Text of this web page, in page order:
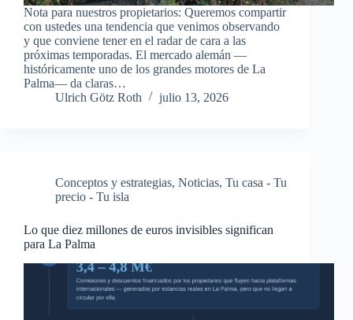
Nota para nuestros propietarios: Queremos compartir
con ustedes una tendencia que venimos observando
y que conviene tener en el radar de cara a las
próximas temporadas. El mercado alemán —
históricamente uno de los grandes motores de La
Palma— da claras…
Ulrich Götz Roth
julio 13, 2026
Conceptos y estrategias, Noticias, Tu casa - Tu
precio - Tu isla
Lo que diez millones de euros invisibles significan
para La Palma